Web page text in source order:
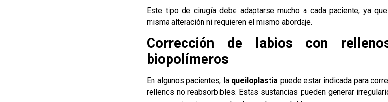
Este tipo de cirugía debe adaptarse mucho a cada paciente, ya
misma alteración ni requieren el mismo abordaje.
Corrección de labios con
biopolímeros
En algunos pacientes, la queiloplastia puede estar indicada para
rellenos no reabsorbibles. Estas sustancias pueden generar